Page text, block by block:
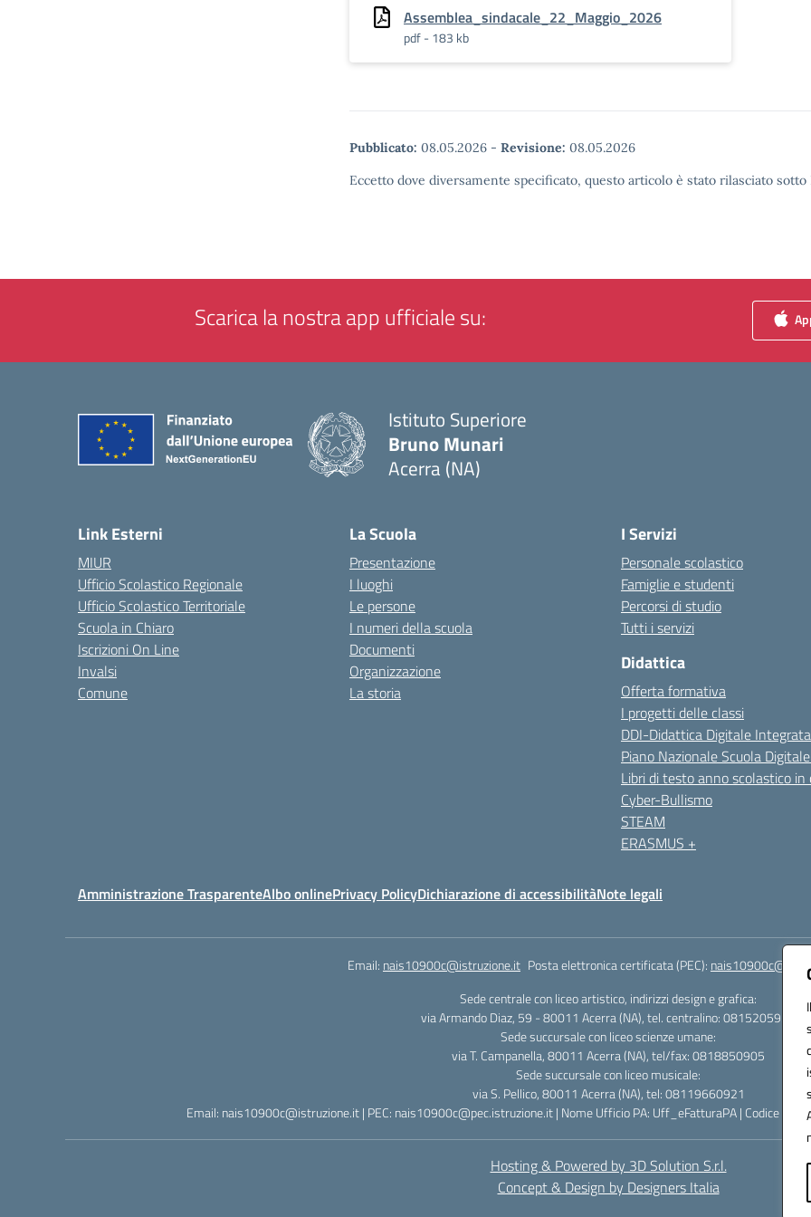
Assemblea_sindacale_22_Maggio_2026
pdf - 183 kb
Pubblicato: 08.05.2026 - Revisione: 08.05.2026
Eccetto dove diversamente specificato, questo articolo è stato rilasciato
Scarica la nostra app ufficiale su:
Istituto Superiore
Bruno Munari
Acerra (NA)
Link Esterni
MIUR
Ufficio Scolastico Regionale
Ufficio Scolastico Territoriale
Scuola in Chiaro
Iscrizioni On Line
Invalsi
Comune
La Scuola
Presentazione
I luoghi
Le persone
I numeri della scuola
Documenti
Organizzazione
La storia
I Servizi
Personale scolastico
Famiglie e studenti
Percorsi di studio
Tutti i servizi
Didattica
Offerta formativa
I progetti delle classi
DDI-Didattica Digitale Integrata
Piano Nazionale Scuola
Libri di testo anno scolastico in
Cyber-Bullismo
STEAM
ERASMUS +
Amministrazione TrasparenteAlbo onlinePrivacy PolicyDichiarazione di accessibilitàNote legali
Email: nais10900c@istruzione.it Posta elettronica certificata (PEC):
Sede centrale con liceo artistico, indirizzi design e grafica:
via Armando Diaz, 59 - 80011 Acerra (NA), tel. centralino: 0815205935
Sede succursale con liceo scienze umane:
via T. Campanella, 80011 Acerra (NA), tel/fax: 0818850905
Sede succursale con liceo musicale:
via S. Pellico, 80011 Acerra (NA), tel: 08119660921
Email: nais10900c@istruzione.it | PEC: nais10900c@pec.istruzione.it | Nome Ufficio PA: Uff_eFatturaPA | Codice
Hosting & Powered by 3D Solution S.r.l.
Concept & Design by Designers Italia